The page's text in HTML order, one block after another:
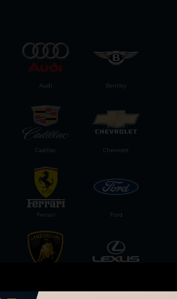
Ford
Bentley
Audi
Ferrari
Chevrolet
Cadillac